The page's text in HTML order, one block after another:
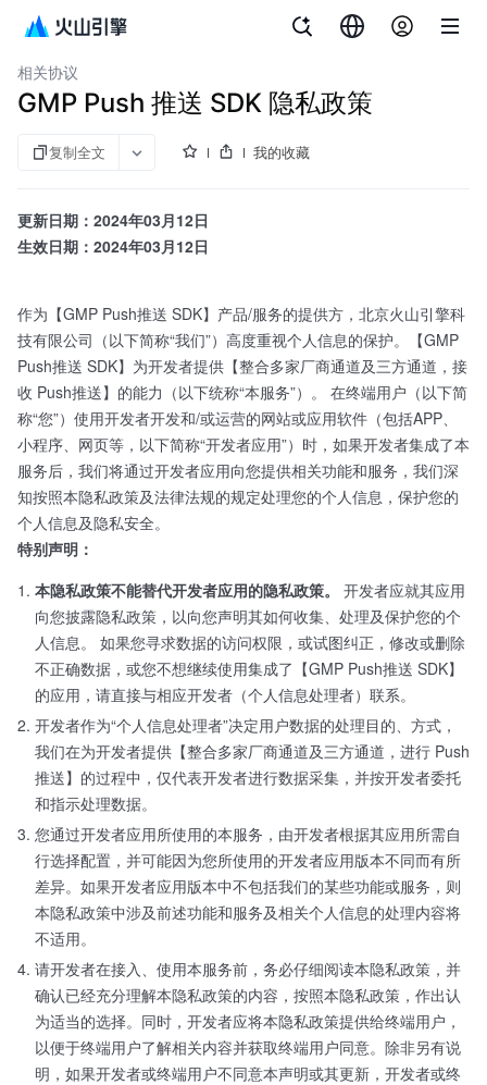
增长营销平台
相关协议
GMP Push 推送 SDK 隐私政策
复制全文 我的收藏
更新日期：2024年03月12日
生效日期：2024年03月12日
作为【GMP Push推送 SDK】产品/服务的提供方，北京火山引擎科
技有限公司（以下简称“我们”）高度重视个人信息的保护。【GMP
Push推送 SDK】为开发者提供【整合多家厂商通道及三方通道，接
收 Push推送】的能力（以下统称“本服务”）。 在终端用户（以下简
称“您”）使用开发者开发和/或运营的网站或应用软件（包括APP、
小程序、网页等，以下简称“开发者应用”）时，如果开发者集成了本
服务后，我们将通过开发者应用向您提供相关功能和服务，我们深
知按照本隐私政策及法律法规的规定处理您的个人信息，保护您的
个人信息及隐私安全。
特别声明：
本隐私政策不能替代开发者应用的隐私政策。
开发者应就其应用
向您披露隐私政策，以向您声明其如何收集、处理及保护您的个
人信息。 如果您寻求数据的访问权限，或试图纠正，修改或删除
不正确数据，或您不想继续使用集成了【GMP Push推送 SDK】
的应用，请直接与相应开发者（个人信息处理者）联系。
开发者作为“个人信息处理者”决定用户数据的处理目的、方式，
我们在为开发者提供【整合多家厂商通道及三方通道，进行 Push
推送】的过程中，仅代表开发者进行数据采集，并按开发者委托
和指示处理数据。
您通过开发者应用所使用的本服务，由开发者根据其应用所需自
行选择配置，并可能因为您所使用的开发者应用版本不同而有所
差异。如果开发者应用版本中不包括我们的某些功能或服务，则
本隐私政策中涉及前述功能和服务及相关个人信息的处理内容将
不适用。
请开发者在接入、使用本服务前，务必仔细阅读本隐私政策，并
确认已经充分理解本隐私政策的内容，按照本隐私政策，作出认
为适当的选择。同时，开发者应将本隐私政策提供给终端用户，
以便于终端用户了解相关内容并获取终端用户同意。除非另有说
明，如果开发者或终端用户不同意本声明或其更新，开发者或终